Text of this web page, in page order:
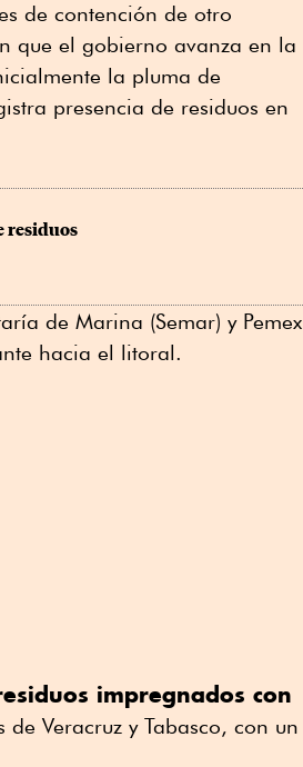
de contención de otro
que el gobierno avanza en la
la pluma de
presencia de residuos en
residuos
de Marina (Semar) y Pemex
hacia el litoral.
impregnados con
Veracruz y Tabasco, con un